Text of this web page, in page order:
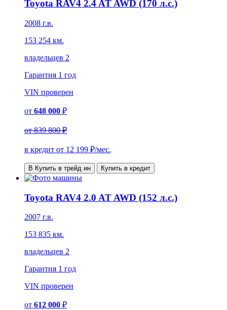
Toyota RAV4 2.4 AT AWD (170 л.с.)
2008 г.в.
153 254 км.
владельцев 2
Гарантия 1 год
VIN проверен
от 648 000 ₽
от839 800 ₽
в кредит от 12 199 ₽/мес.
В Купить в трейд ин Купить в кредит
Toyota RAV4 2.0 AT AWD (152 л.с.)
2007 г.в.
153 835 км.
владельцев 2
Гарантия 1 год
VIN проверен
от 612 000 ₽